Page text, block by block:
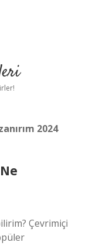
2024
Çevrimiçi